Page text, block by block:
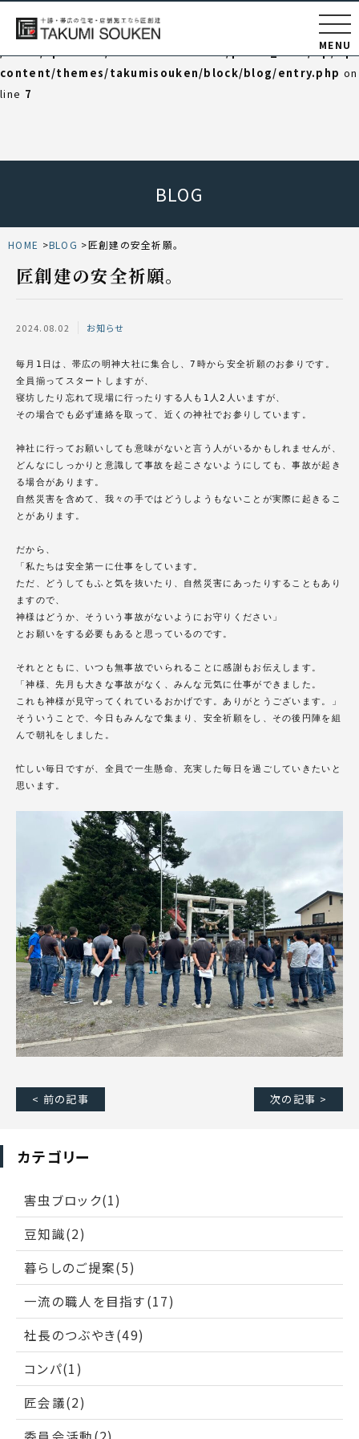
Warning: Undefined variable $category_html in
/home/np202102/takumisouken.net/public_html/wp/wp-
content/themes/takumisouken/block/blog/entry.php on
line 7
BLOG
HOME BLOG 匠創建の安全祈願。
匠創建の安全祈願。
2024.08.02 お知らせ
毎月1日は、帯広の明神大社に集合し、7時から安全祈願のお参りです。
全員揃ってスタートしますが、
寝坊したり忘れて現場に行ったりする人も1人2人いますが、
その場合でも必ず連絡を取って、近くの神社でお参りしています。
神社に行ってお願いしても意味がないと言う人がいるかもしれませんが、
どんなにしっかりと意識して事故を起こさないようにしても、事故が起き
る場合があります。
自然災害を含めて、我々の手ではどうしようもないことが実際に起きるこ
とがあります。
だから、
「私たちは安全第一に仕事をしています。
ただ、どうしてもふと気を抜いたり、自然災害にあったりすることもあり
ますので、
神様はどうか、そういう事故がないようにお守りください」
とお願いをする必要もあると思っているのです。
それとともに、いつも無事故でいられることに感謝もお伝えします。
「神様、先月も大きな事故がなく、みんな元気に仕事ができました。
これも神様が見守ってくれているおかげです。ありがとうございます。」
そういうことで、今日もみんなで集まり、安全祈願をし、その後円陣を組
んで朝礼をしました。
忙しい毎日ですが、全員で一生懸命、充実した毎日を過ごしていきたいと
思います。
< 前の記事 次の記事 >
カテゴリー
害虫ブロック(1)
豆知識(2)
暮らしのご提案(5)
一流の職人を目指す(17)
社長のつぶやき(49)
コンパ(1)
匠会議(2)
MENU